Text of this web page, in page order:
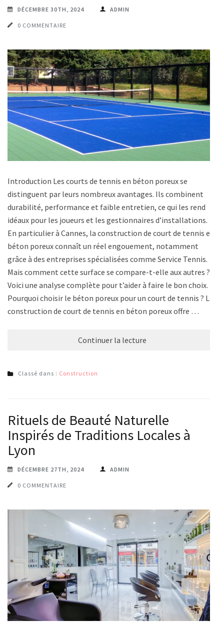
DÉCEMBRE 30TH, 2024 ADMIN
0 COMMENTAIRE
Introduction Les courts de tennis en béton poreux se
distinguent par leurs nombreux avantages. Ils combinent
durabilité, performance et faible entretien, ce qui les rend
idéaux pour les joueurs et les gestionnaires d’installations.
En particulier à Cannes, la construction de court de tennis en
béton poreux connaît un réel engouement, notamment
grâce à des entreprises spécialisées comme Service Tennis.
Mais comment cette surface se compare-t-elle aux autres ?
Voici une analyse complète pour t’aider à faire le bon choix.
Pourquoi choisir le béton poreux pour un court de tennis ? La
construction de court de tennis en béton poreux offre …
Continuer la lecture
Classé dans : Construction
Rituels de Beauté Naturelle
Inspirés de Traditions Locales à
Lyon
DÉCEMBRE 27TH, 2024 ADMIN
0 COMMENTAIRE